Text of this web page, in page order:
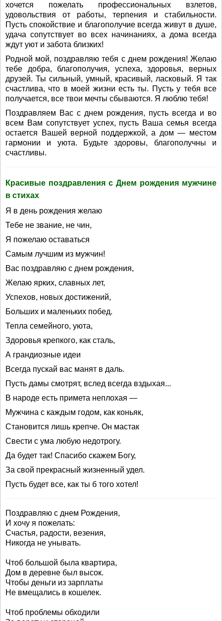
хочется пожелать профессиональных взлетов,
удовольствия от работы, терпения и стабильности.
Пусть спокойствие и благополучие всегда живут в душе,
удача сопутствует во всех начинаниях, а дома всегда
ждут уют и забота близких!
Родной мой, поздравляю тебя с днем рождения! Желаю
тебе добра, благополучия, успеха, здоровья, верных
друзей. Ты сильный, умный, красивый, ласковый. Я так
счастлива, что в моей жизни есть ты. Пусть у тебя все
получается, все твои мечты сбываются. Я люблю тебя!
Поздравляем Вас с днем рождения, пусть всегда и во
всем Вам сопутствует успех, пусть Ваша семья всегда
остается Вашей верной поддержкой, а дом — местом
гармонии и уюта. Будьте здоровы, благополучны и
счастливы.
Красивые поздравления с Днем рождения мужчине
в стихах
Я в день рождения желаю
Тебе не звание, не чин,
Я пожелаю оставаться
Самым лучшим из мужчин!
Вас поздравляю с днем рождения,
Желаю ярких, славных лет,
Успехов, новых достижений,
Больших и маленьких побед.
Тепла семейного, уюта,
Здоровья крепкого, как сталь,
А грандиозные идеи
Всегда пускай вас манят в даль.
Пусть дамы смотрят, вслед всегда вздыхая...
В народе есть примета неплохая —
Мужчина с каждым годом, как коньяк,
Становится лишь крепче. Он мастак
Свести с ума любую недотрогу.
Да будет так! Спасибо скажем Богу,
За свой прекрасный жизненный удел.
Пусть будет все, как ты б того хотел!
Поздравляю с днем Рождения,
И хочу я пожелать:
Счастья, радости, везения,
Никогда не унывать.
Чтоб большой была квартира,
Дом в деревне был высок.
Чтобы деньги из зарплаты
Не вмещались в кошелек.
Чтоб проблемы обходили